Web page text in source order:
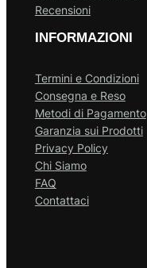
Recensioni
INFORMAZIONI
Termini e Condizioni
Consegna e Reso
Metodi di Pagamento
Garanzia sui Prodotti
Privacy Policy
Chi Siamo
FAQ
Contattaci